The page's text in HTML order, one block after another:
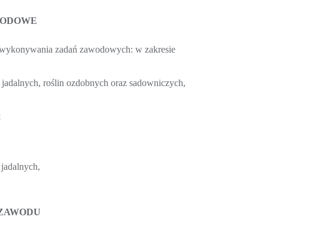
zadań zawodowych: w zakresie
roślin ozdobnych oraz sadowniczych,